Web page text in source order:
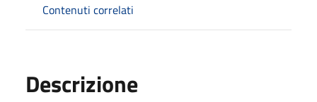
Contenuti correlati
Descrizione